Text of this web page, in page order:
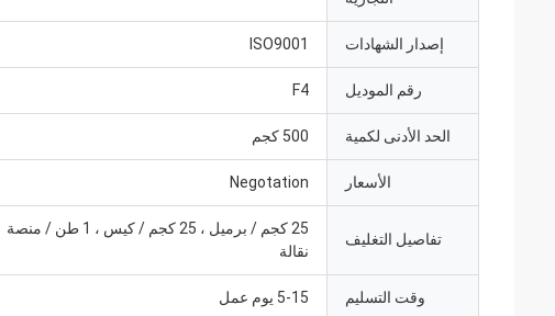
إصدار الشهادات ISO9001
رقم الموديل F4
الحد الأدنى لكمية 500 كجم
الأسعار Negotation
تفاصيل التغليف
25 كجم / برميل ، 25 كجم / كيس ، 1 طن / منصة
نقالة
وقت التسليم 5-15 يوم عمل